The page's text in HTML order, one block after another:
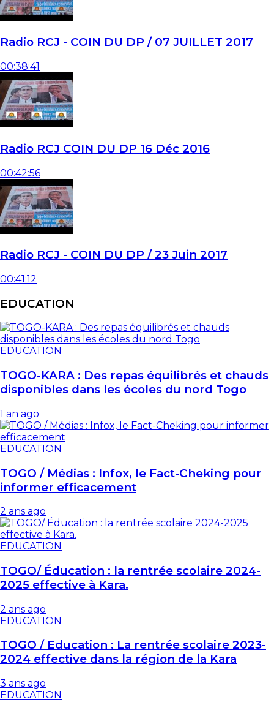
Radio RCJ - COIN DU DP / 07 JUILLET 2017
00:38:41
Radio RCJ COIN DU DP 16 Déc 2016
00:42:56
Radio RCJ - COIN DU DP / 23 Juin 2017
00:41:12
EDUCATION
EDUCATION
TOGO-KARA : Des repas équilibrés et chauds
disponibles dans les écoles du nord Togo
1 an ago
EDUCATION
TOGO / Médias : Infox, le Fact-Cheking pour
informer efficacement
2 ans ago
EDUCATION
TOGO/ Éducation : la rentrée scolaire 2024-
2025 effective à Kara.
2 ans ago
EDUCATION
TOGO / Education : La rentrée scolaire 2023-
2024 effective dans la région de la Kara
3 ans ago
EDUCATION